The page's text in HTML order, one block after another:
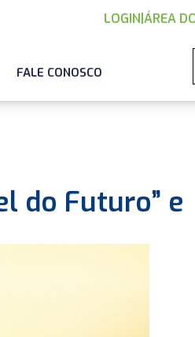
LOGIN |ÁREA
FALE CONOSCO
do Futuro” e